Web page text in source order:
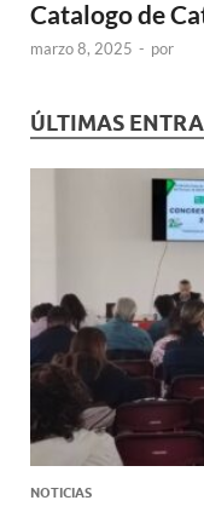
Catalogo de
marzo 8, 2025 - por
ÚLTIMAS
NOTICIAS